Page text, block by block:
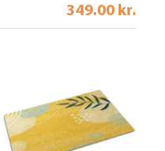
349.00 kr.